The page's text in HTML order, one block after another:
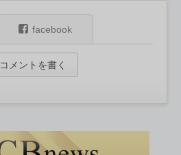
facebook
コメントを書く